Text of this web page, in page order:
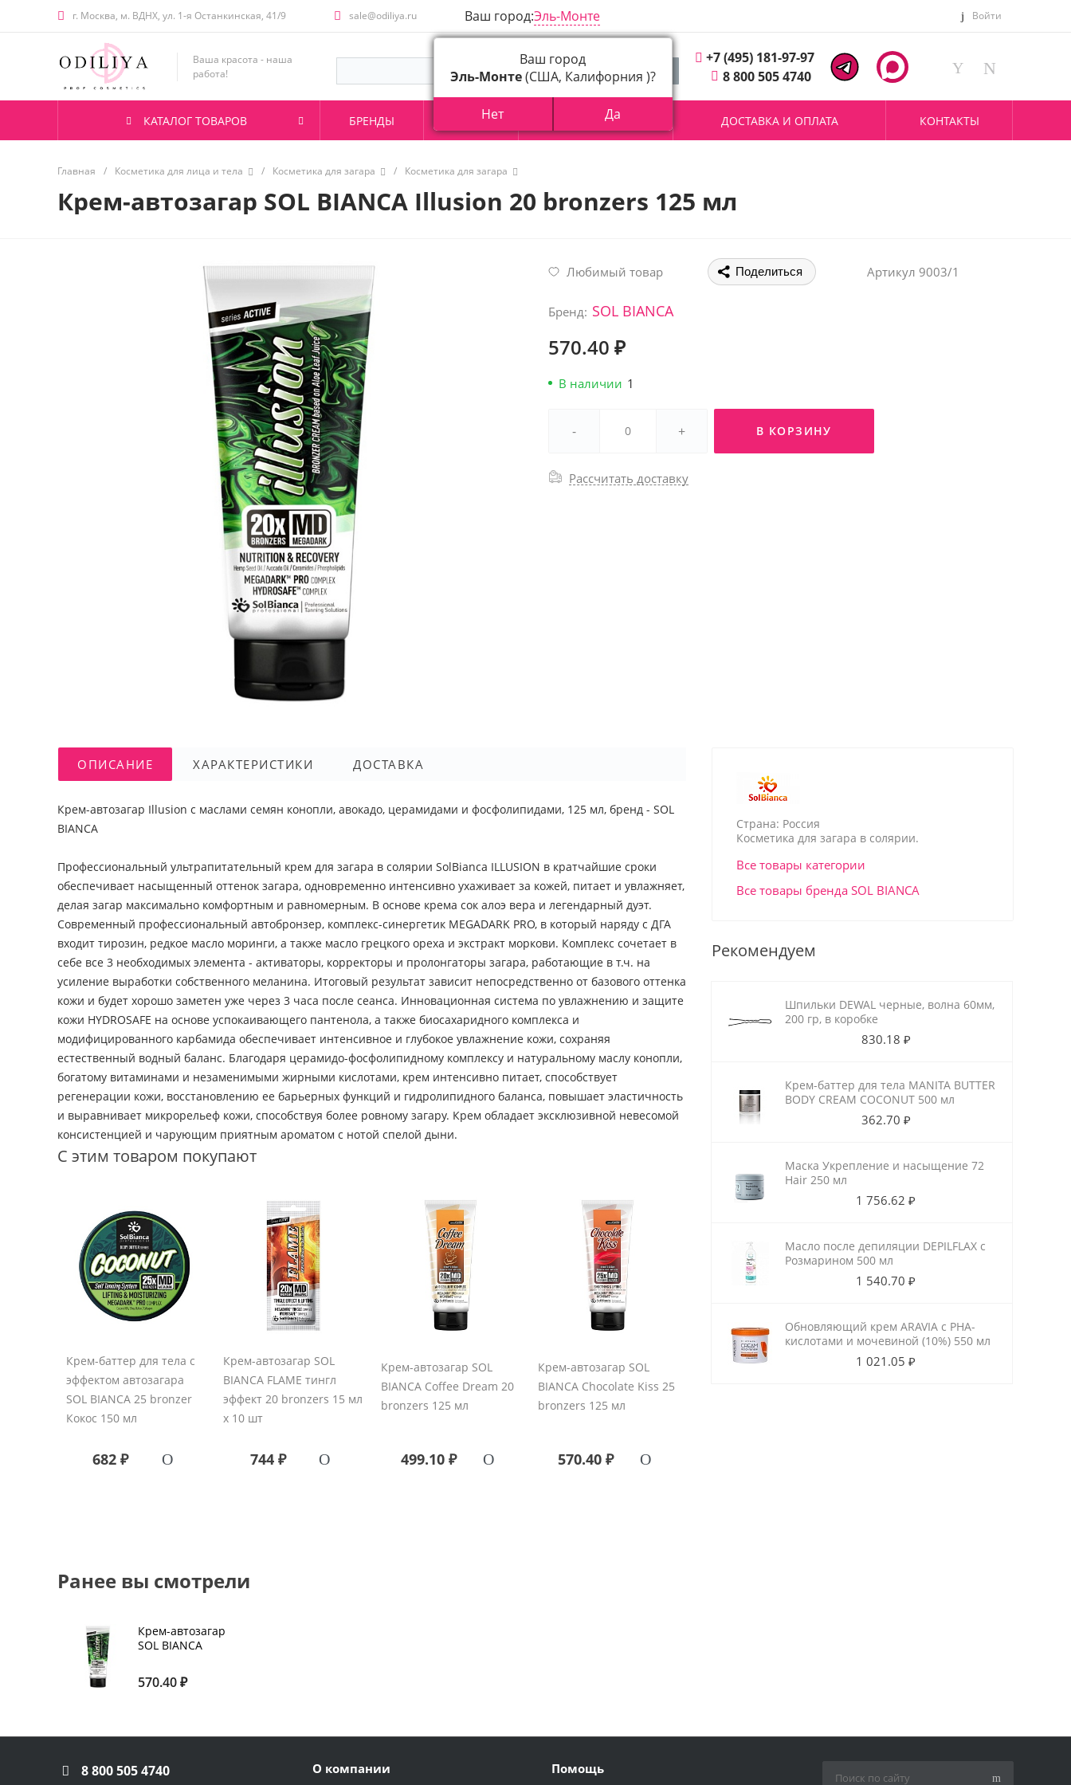
г. Москва, м. ВДНХ, ул. 1-я Останкинская, 41/9 sale@odiliya.ru Ваш город:Эль-Монте Войти
Ваша красота - наша
работа!
+7 (495) 181-97-97
8 800 505 4740
КАТАЛОГ ТОВАРОВ БРЕНДЫ АКЦИИ О КОМПАНИИ ДОСТАВКА И ОПЛАТА КОНТАКТЫ
Главная / Косметика для лица и тела / Косметика для загара / Косметика для загара
Крем-автозагар SOL BIANCA Illusion 20 bronzers 125 мл
Любимый товар Поделиться Артикул 9003/1
Бренд: SOL BIANCA
570.40 ₽
В наличии 1
- + В КОРЗИНУ
Рассчитать доставку
ОПИСАНИЕ ХАРАКТЕРИСТИКИ ДОСТАВКА
Крем-автозагар Illusion с маслами семян конопли, авокадо, церамидами и фосфолипидами, 125 мл, бренд - SOL
BIANCA
Профессиональный ультрапитательный крем для загара в солярии SolBianca ILLUSION в кратчайшие сроки
обеспечивает насыщенный оттенок загара, одновременно интенсивно ухаживает за кожей, питает и увлажняет,
делая загар максимально комфортным и равномерным. В основе крема сок алоэ вера и легендарный дуэт.
Современный профессиональный автобронзер, комплекс-синергетик MEGADARK PRO, в который наряду с ДГА
входит тирозин, редкое масло моринги, а также масло грецкого ореха и экстракт моркови. Комплекс сочетает в
себе все 3 необходимых элемента - активаторы, корректоры и пролонгаторы загара, работающие в т.ч. на
усиление выработки собственного меланина. Итоговый результат зависит непосредственно от базового оттенка
кожи и будет хорошо заметен уже через 3 часа после сеанса. Инновационная система по увлажнению и защите
кожи HYDROSAFE на основе успокаивающего пантенола, а также биосахаридного комплекса и
модифицированного карбамида обеспечивает интенсивное и глубокое увлажнение кожи, сохраняя
естественный водный баланс. Благодаря церамидо-фосфолипидному комплексу и натуральному маслу конопли,
богатому витаминами и незаменимыми жирными кислотами, крем интенсивно питает, способствует
регенерации кожи, восстановлению ее барьерных функций и гидролипидного баланса, повышает эластичность
и выравнивает микрорельеф кожи, способствуя более ровному загару. Крем обладает эксклюзивной невесомой
консистенцией и чарующим приятным ароматом с нотой спелой дыни.
С этим товаром покупают
Крем-баттер для тела с
эффектом автозагара
SOL BIANCA 25 bronzer
Кокос 150 мл
682 ₽
Крем-автозагар SOL
BIANCA FLAME тингл
эффект 20 bronzers 15 мл
х 10 шт
744 ₽
Крем-автозагар SOL
BIANCA Coffee Dream 20
bronzers 125 мл
499.10 ₽
Крем-автозагар SOL
BIANCA Chocolate Kiss 25
bronzers 125 мл
570.40 ₽
Страна: Россия
Косметика для загара в солярии.
Все товары категории
Все товары бренда SOL BIANCA
Рекомендуем
Шпильки DEWAL черные, волна 60мм,
200 гр, в коробке
830.18 ₽
Крем-баттер для тела MANITA BUTTER
BODY CREAM COCONUT 500 мл
362.70 ₽
Маска Укрепление и насыщение 72
Hair 250 мл
1 756.62 ₽
Масло после депиляции DEPILFLAX с
Розмарином 500 мл
1 540.70 ₽
Обновляющий крем ARAVIA с РНА-
кислотами и мочевиной (10%) 550 мл
1 021.05 ₽
Ранее вы смотрели
Крем-автозагар
SOL BIANCA
bronzers 125 мл
570.40 ₽
8 800 505 4740
О компании Помощь
Ваш город
Эль-Монте(США, Калифорния )?
Нет Да